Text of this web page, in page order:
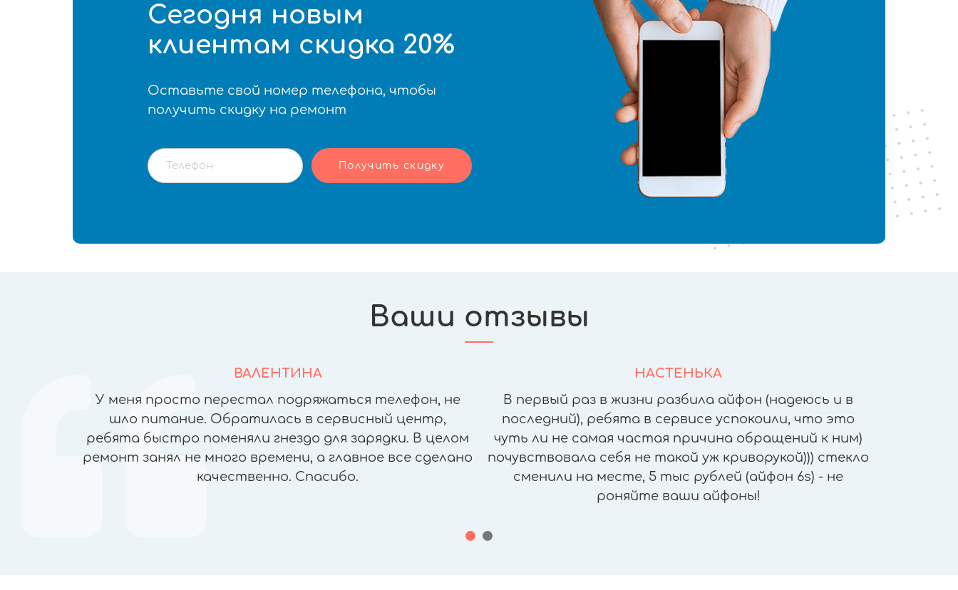
Сегодня новым
клиентам скидка 20%
Оставьте свой номер телефона, чтобы
получить скидку на ремонт
Ваши отзывы
ВАЛЕНТИНА
У меня просто перестал подряжаться телефон, не
шло питание. Обратилась в сервисный центр,
ребята быстро поменяли гнездо для зарядки. В целом
ремонт занял не много времени, а главное все сделано
качественно. Спасибо.
НАСТЕНЬКА
В первый раз в жизни разбила айфон (надеюсь и в
последний), ребята в сервисе успокоили, что это
чуть ли не самая частая причина обращений к ним)
почувствовала себя не такой уж криворукой))) стекло
сменили на месте, 5 тыс рублей (айфон 6s) - не
роняйте ваши айфоны!